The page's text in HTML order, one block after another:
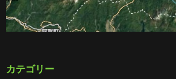
カテゴリー